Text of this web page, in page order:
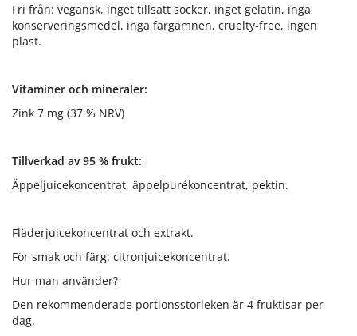
Fri från: vegansk, inget tillsatt socker, inget gelatin, inga
konserveringsmedel, inga färgämnen, cruelty-free, ingen
plast.
Vitaminer och mineraler:
Zink 7 mg (37 % NRV)
Tillverkad av 95 % frukt:
Äppeljuicekoncentrat, äppelpurékoncentrat, pektin.
Fläderjuicekoncentrat och extrakt.
För smak och färg: citronjuicekoncentrat.
Hur man använder?
Den rekommenderade portionsstorleken är 4 fruktisar per
dag.